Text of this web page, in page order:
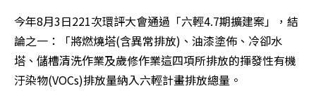
今年8月3日221次環評大會通過「六輕4.7期擴建案」，結
論之一：「將燃燒塔(含異常排放)、油漆塗佈、冷卻水
塔、儲槽清洗作業及歲修作業這四項所排放的揮發性有機
汙染物(VOCs)排放量納入六輕計畫排放總量。